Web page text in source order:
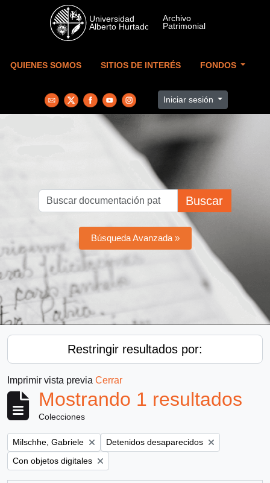
Skip to main content
QUIENES SOMOS SITIOS DE INTERÉS FONDOS
Iniciar sesión
Buscar
Búsqueda Avanzada »
Restringir resultados por:
Imprimir vista previa Cerrar
Mostrando 1 resultados
Colecciones
Remove filter:
Milschhe, Gabriele Remove filter:
Detenidos desaparecidos
Remove filter:
Con objetos digitales